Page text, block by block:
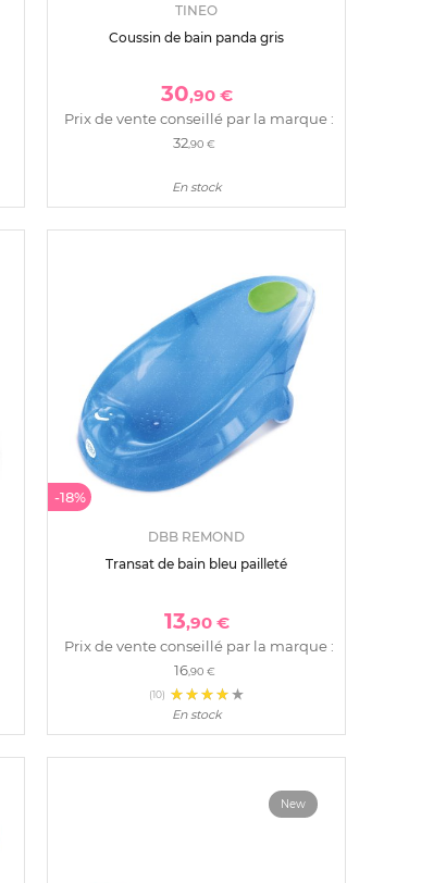
TINEO
Coussin de bain panda gris
30,90 €
Prix de vente conseillé par la marque :
32,90 €
En stock
-18%
DBB REMOND
Transat de bain bleu pailleté
13,90 €
Prix de vente conseillé par la marque :
16,90 €
(10)
En stock
New